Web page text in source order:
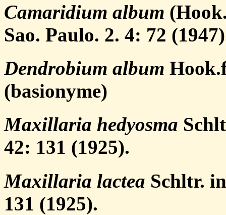
Camaridium album
Sao. Paulo. 2. 4: 72
Dendrobium album
(basionyme)
Maxillaria hedyosma
42: 131 (1925).
Maxillaria lactea Schltr.
131 (1925).